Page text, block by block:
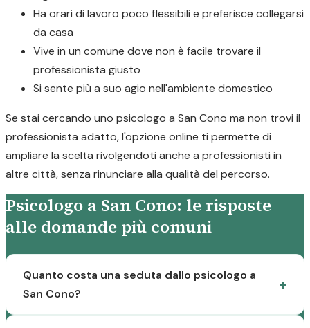
Ha orari di lavoro poco flessibili e preferisce collegarsi
da casa
Vive in un comune dove non è facile trovare il
professionista giusto
Si sente più a suo agio nell'ambiente domestico
Se stai cercando uno psicologo a San Cono ma non trovi il
professionista adatto, l'opzione online ti permette di
ampliare la scelta rivolgendoti anche a professionisti in
altre città, senza rinunciare alla qualità del percorso.
Psicologo a San Cono: le risposte
alle domande più comuni
Quanto costa una seduta dallo psicologo a
San Cono?